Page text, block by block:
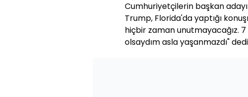
Cumhuriyetçilerin başkan
Trump, Florida'da yaptığı
hiçbir zaman unutmayacağız. 7
olsaydım asla yaşanmazdı"